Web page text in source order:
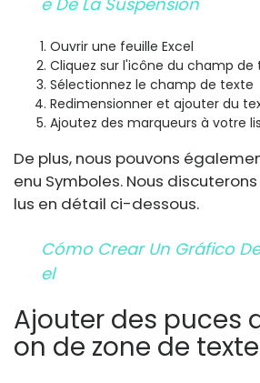
Ouvrir une feuille Excel
Cliquez sur l'icône du champ de
Sélectionnez le champ de texte
Redimensionner et ajouter du
Ajoutez des marqueurs à votre
De plus, nous pouvons
enu Symboles. Nous
lus en détail ci-dessous.
Cómo Crear Un Gráfico
El
Ajouter des puces
on de zone de texte